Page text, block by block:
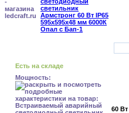
Есть на складе
Мощность:
60 Вт